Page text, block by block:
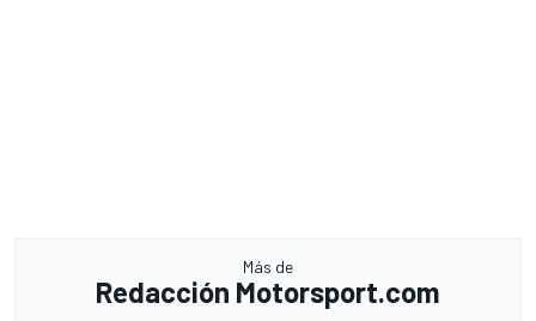
Más de
Redacción Motorsport.com